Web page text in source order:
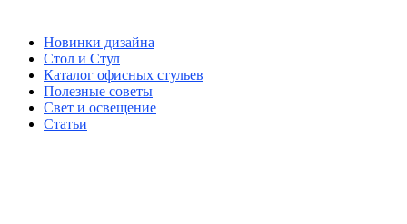
Новинки дизайна
Стол и Стул
Каталог офисных стульев
Полезные советы
Свет и освещение
Статьи